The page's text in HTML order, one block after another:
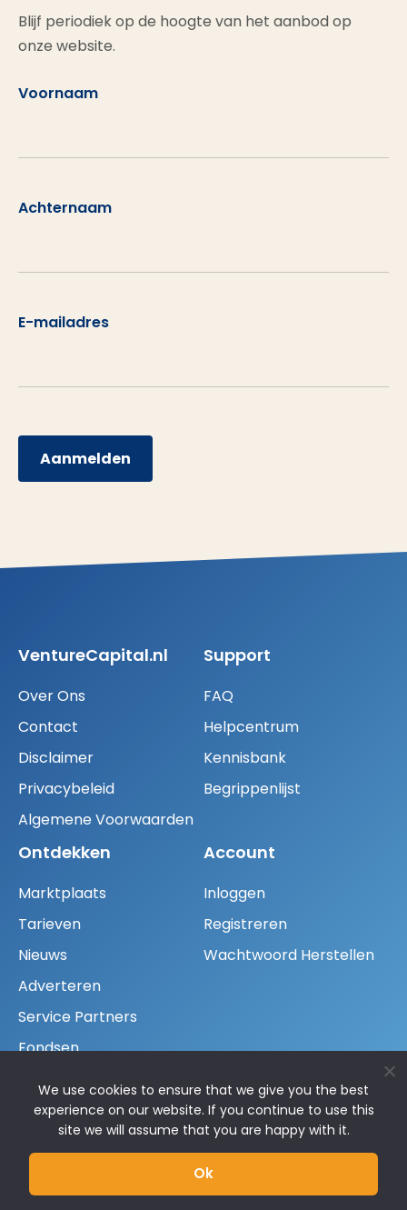
Blijf periodiek op de hoogte van het aanbod op
onze website.
Voornaam
Achternaam
E-mailadres
Aanmelden
VentureCapital.nl
Over Ons
Contact
Disclaimer
Privacybeleid
Algemene Voorwaarden
Support
FAQ
Helpcentrum
Kennisbank
Begrippenlijst
Ontdekken
Marktplaats
Tarieven
Nieuws
Adverteren
Service Partners
Fondsen
Account
Inloggen
Registreren
Wachtwoord Herstellen
Neem Contact Op
+31 30 300 32 27
info@venturecapital.nl
Vredehofstraat 1, 3761 HA Soest
We use cookies to ensure that we give you the best
experience on our website. If you continue to use this
site we will assume that you are happy with it.
Ok